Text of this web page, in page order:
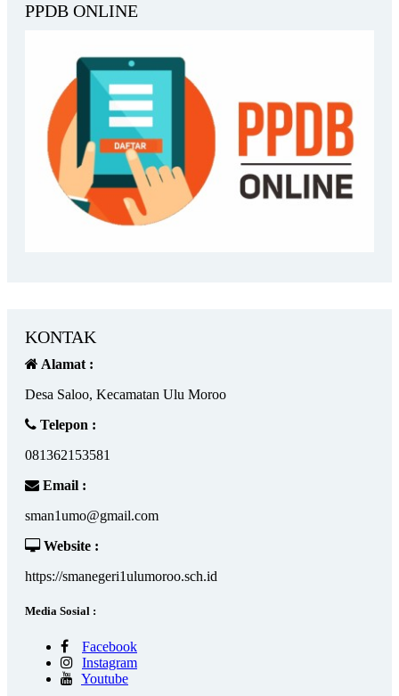
PPDB ONLINE
KONTAK
Alamat :
Desa Saloo, Kecamatan Ulu Moroo
Telepon :
081362153581
Email :
sman1umo@gmail.com
Website :
https://smanegeri1ulumoroo.sch.id
Media Sosial :
Facebook
Instagram
Youtube